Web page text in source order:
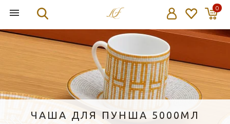
0
ЧАША ДЛЯ ПУНША 5000МЛ